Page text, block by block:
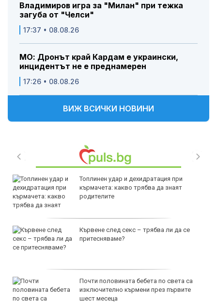
Владимиров игра за "Милан" при тежка
загуба от "Челси"
17:37 • 08.08.26
МО: Дронът край Кардам е украински,
инцидентът не е преднамерен
17:26 • 08.08.26
ВИЖ ВСИЧКИ НОВИНИ
Топлинен удар и дехидратация при
кърмачета: какво трябва да знаят
родителите
Кървене след секс – трябва ли да се
притесняваме?
Почти половината бебета по света са
изключително кърмени през първите
шест месеца